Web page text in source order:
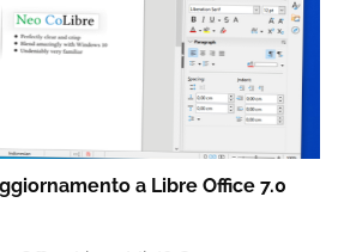
a Libre Office 7.0